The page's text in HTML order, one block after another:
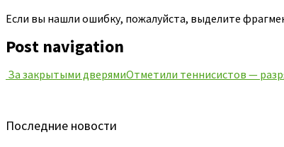
Если вы нашли ошибку, пожалуйста, выделите
Post navigation
За закрытыми дверямиОтметили теннисистов —
Последние новости